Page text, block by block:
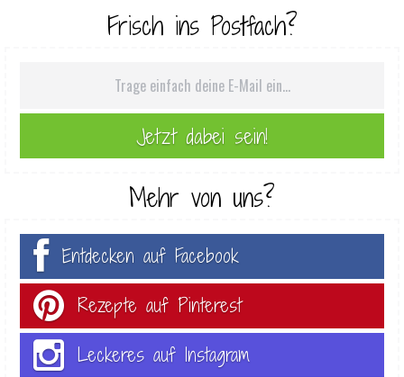
Frisch ins Postfach?
Mehr von uns?
Entdecken auf Facebook
Rezepte auf Pinterest
Leckeres auf Instagram